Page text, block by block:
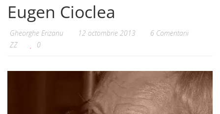
Eugen Cioclea
Gheorghe Erizanu 12 octombrie 2013
6 Comentarii
ZZ
0